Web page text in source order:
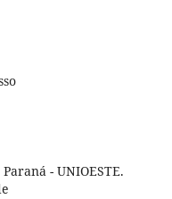
- UNIOESTE.